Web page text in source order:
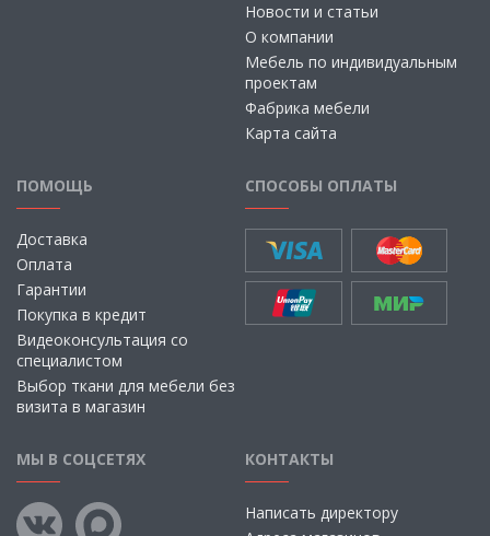
Новости и статьи
О компании
Мебель по индивидуальным
проектам
Фабрика мебели
Карта сайта
ПОМОЩЬ
Доставка
Оплата
Гарантии
Покупка в кредит
Видеоконсультация со
специалистом
Выбор ткани для мебели без
визита в магазин
СПОСОБЫ ОПЛАТЫ
МЫ В СОЦСЕТЯХ КОНТАКТЫ
Написать директору